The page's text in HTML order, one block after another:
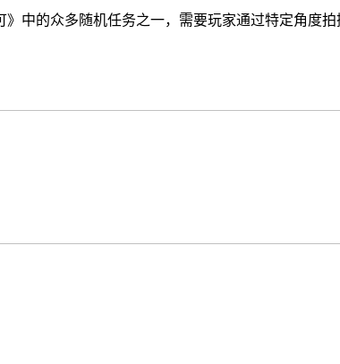
中的众多随机任务之一，需要玩家通过特定角度拍